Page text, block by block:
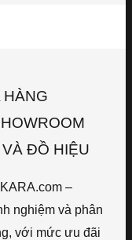
ĐỒ HIỆU
–
nghiệm và phân
với mức ưu đãi